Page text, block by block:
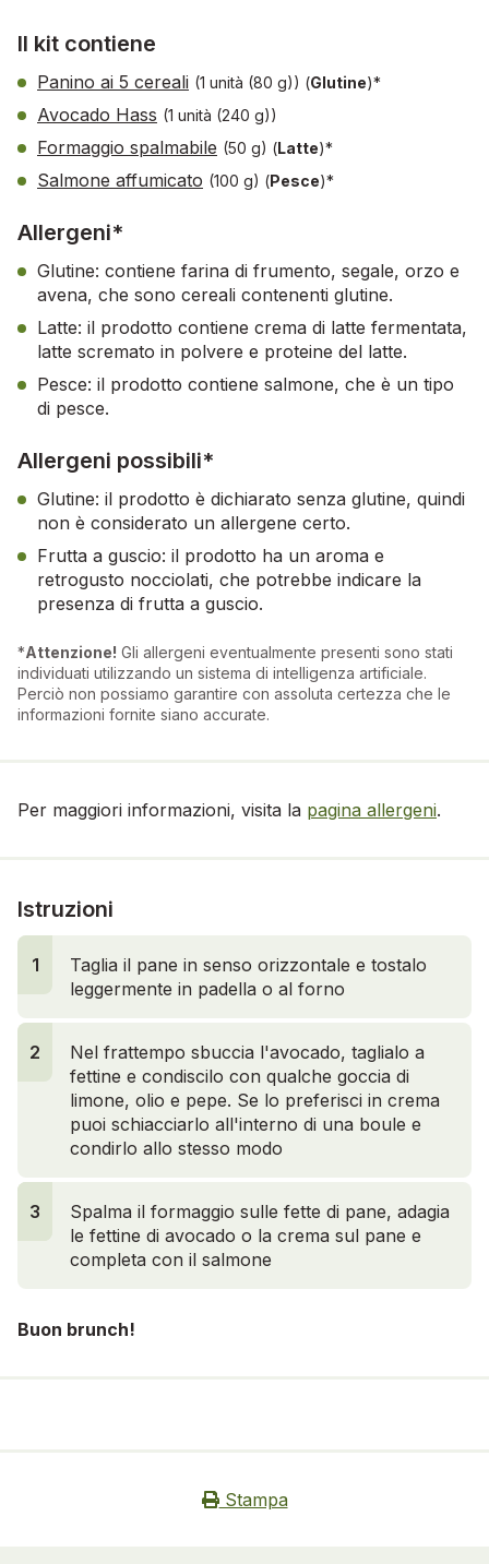
Il kit contiene
Panino ai 5 cereali (1 unità (80 g)) (Glutine)*
Avocado Hass (1 unità (240 g))
Formaggio spalmabile (50 g) (Latte)*
Salmone affumicato (100 g) (Pesce)*
Allergeni*
Glutine: contiene farina di frumento, segale, orzo e
avena, che sono cereali contenenti glutine.
Latte: il prodotto contiene crema di latte fermentata,
latte scremato in polvere e proteine del latte.
Pesce: il prodotto contiene salmone, che è un tipo
di pesce.
Allergeni possibili*
Glutine: il prodotto è dichiarato senza glutine, quindi
non è considerato un allergene certo.
Frutta a guscio: il prodotto ha un aroma e
retrogusto nocciolati, che potrebbe indicare la
presenza di frutta a guscio.
*Attenzione! Gli allergeni eventualmente presenti sono stati
individuati utilizzando un sistema di intelligenza artificiale.
Perciò non possiamo garantire con assoluta certezza che le
informazioni fornite siano accurate.
Per maggiori informazioni, visita la pagina allergeni.
Istruzioni
1
Taglia il pane in senso orizzontale e tostalo
leggermente in padella o al forno
2
Nel frattempo sbuccia l'avocado, taglialo a
fettine e condiscilo con qualche goccia di
limone, olio e pepe. Se lo preferisci in crema
puoi schiacciarlo all'interno di una boule e
condirlo allo stesso modo
3
Spalma il formaggio sulle fette di pane, adagia
le fettine di avocado o la crema sul pane e
completa con il salmone
3
Buon brunch!
Stampa